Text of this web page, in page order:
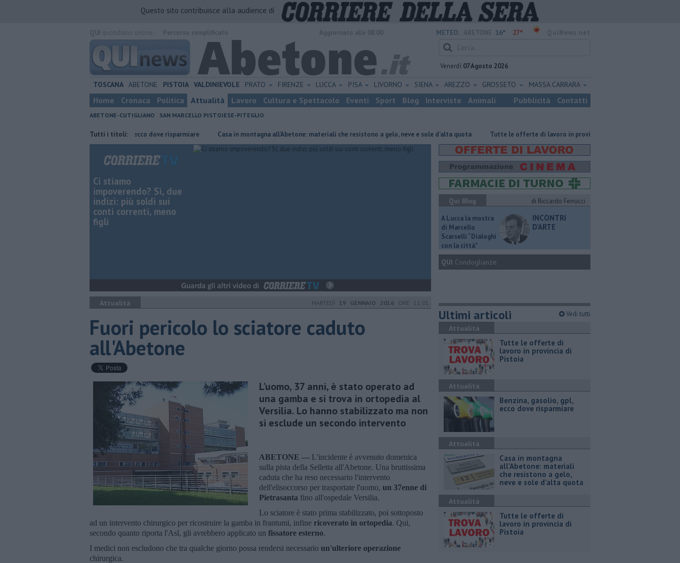
Questo sito contribuisce alla audience di
METEO: 16° 27°
Venerdì 07 Agosto 2026
TOSCANA ABETONE PISTOIA VALDINIEVOLE PRATO FIRENZE LUCCA PISA LIVORNO SIENA AREZZO GROSSETO MASSA CARRARA
Home Cronaca Politica Attualità Lavoro Cultura e Spettacolo Eventi Sport Blog Interviste Animali Pubblicità Contatti
ABETONE-CUTIGLIANO SAN MARCELLO PISTOIESE-PITEGLIO
Tutti i titoli:
​Benzina, gasolio, gpl, ecco dove risparmiare Casa in montagna all’Abetone: materiali che resistono a gelo, neve e sole d’alta quota ​Tutte le offerte di lavoro in provincia di Pistoia
Ci stiamo
impoverendo? Sì, due
indizi: più soldi sui
conti correnti, meno
figli
Attualità MARTEDÌ 19 GENNAIO 2016 ORE 11:01
Fuori pericolo lo sciatore caduto
all'Abetone
L'uomo, 37 anni, è stato operato ad
una gamba e si trova in ortopedia al
Versilia. Lo hanno stabilizzato ma non
si esclude un secondo intervento
ABETONE — L'incidente è avvenuto domenica
sulla pista della Selletta all'Abetone. Una bruttissima
caduta che ha reso necessario l'intervento
dell'elisoccorso per trasportate l'uomo, un 37enne di
Pietrasanta fino all'ospedale Versilia.
Lo sciatore è stato prima stabilizzato, poi sottoposto
ad un intervento chirurgico per ricostruire la gamba in frantumi, infine ricoverato in ortopedia. Qui,
secondo quanto riporta l'Asl, gli avrebbero applicato un fissatore esterno.
I medici non escludono che tra qualche giorno possa rendersi necessario un'ulteriore operazione
chirurgica.
Qui Blog
di Riccardo Ferrucci
A Lucca la mostra
di Marcello
Scarselli “Dialoghi
con la città"
INCONTRI
D'ARTE
QUI Condoglianze
Ultimi articoli Vedi tutti
Attualità
​Tutte le offerte di
lavoro in provincia di
Pistoia
Attualità
​Benzina, gasolio, gpl,
ecco dove risparmiare
Attualità
Casa in montagna
all’Abetone: materiali
che resistono a gelo,
neve e sole d’alta quota
Attualità
​Tutte le offerte di
lavoro in provincia di
Pistoia